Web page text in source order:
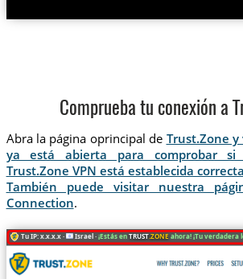
Comprueba tu conexión a
Abra la página oprincipal de Trust.Zone
ya está abierta para comprobar si
Trust.Zone VPN está establecida
También puede visitar nuestra
Connection.
Tu IP: x.x.x.x · Israel ·¡Estás enTRUST.ZONE ahora! ¡Tu verdadera